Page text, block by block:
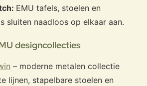
EMU tafels, stoelen en
sluiten naadloos op elkaar aan.
designcollecties
– moderne metalen collectie
lijnen, stapelbare stoelen en